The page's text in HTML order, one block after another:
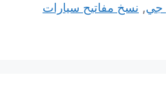
جي, نسخ مفاتيح سيارات